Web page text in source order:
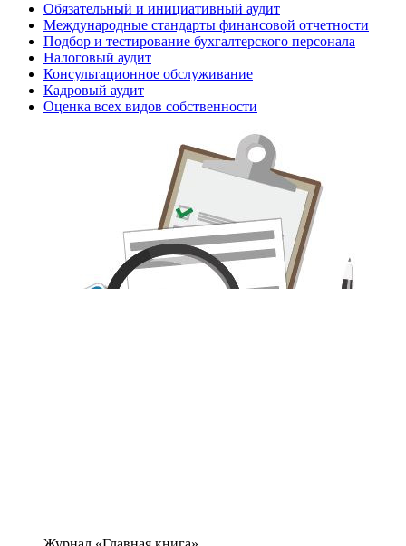
Обязательный и инициативный аудит
Международные стандарты финансовой отчетности
Подбор и тестирование бухгалтерского персонала
Налоговый аудит
Консультационное обслуживание
Кадровый аудит
Оценка всех видов собственности